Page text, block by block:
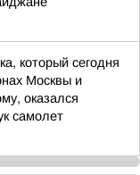
который сегодня
Москвы и
оказался
самолет